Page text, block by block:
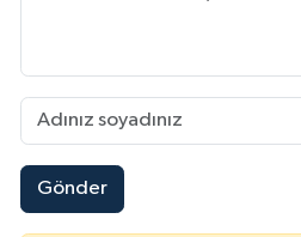
Gönder